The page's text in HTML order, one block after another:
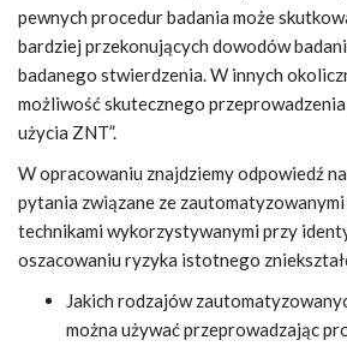
pewnych procedur badania może
bardziej przekonujących dowodów
badanego stwierdzenia. W innych
możliwość skutecznego
użycia ZNT”.
W opracowaniu znajdziemy odpowiedź
pytania związane ze
technikami wykorzystywanymi przy
oszacowaniu ryzyka istotnego
Jakich rodzajów
można używać przeprowadzając